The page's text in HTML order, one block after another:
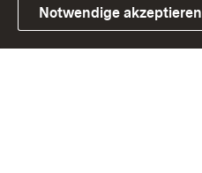
Link zum Landesportal
Notwendige akzeptieren